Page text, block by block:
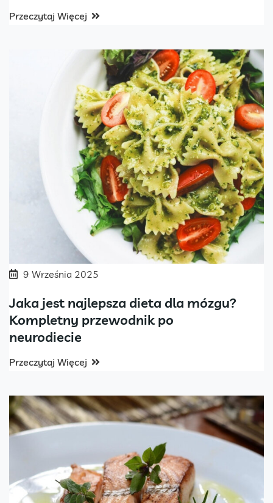
Przeczytaj Więcej
9 Września 2025
Jaka jest najlepsza dieta dla mózgu?
Kompletny przewodnik po
neurodiecie
Przeczytaj Więcej